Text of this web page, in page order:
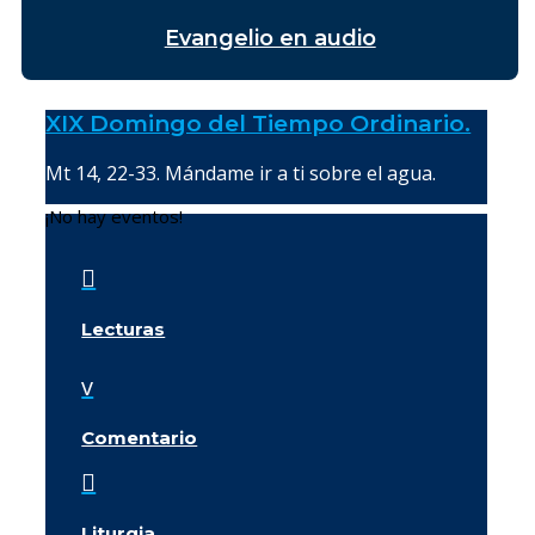
Evangelio en audio
XIX Domingo del Tiempo Ordinario.
Mt 14, 22-33. Mándame ir a ti sobre el agua.
¡No hay eventos!

Lecturas
v
Comentario
